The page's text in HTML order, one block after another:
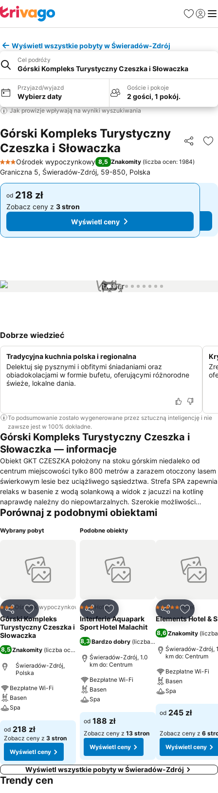
Ulubione
Wyświetl wszystkie pobyty w Świeradów-Zdrój
Cel podróży
Górski Kompleks Turystyczny Czeszka i Słowaczka
Przyjazd/wyjazd
Wybierz daty
Goście i pokoje
2 gości, 1 pokój.
Jak prowizje wpływają na wyniki wyszukiwania
Górski Kompleks Turystyczny
Czeszka i Słowaczka
3 Kategoria
Ośrodek wypoczynkowy 8,5 Znakomity (liczba ocen: 1984)
Graniczna 5, Świeradów-Zdrój, 59-850, Polska
od 218 zł
Zobacz ceny z 3 stron
Wyświetl ceny
od 218 zł
Zobacz ceny z 3 stron
Wyświetl ceny
1 / 10
Dobrze wiedzieć
Tradycyjna kuchnia polska i regionalna
Delektuj się pysznymi i obfitymi śniadaniami oraz
obiadokolacjami w formie bufetu, oferującymi różnorodne
świeże, lokalne dania.
To podsumowanie zostało wygenerowane przez sztuczną inteligencję i nie
zawsze jest w 100% dokładne.
Górski Kompleks Turystyczny Czeszka i
Słowaczka — informacje
Obiekt GKT CZESZKA położony na stoku górskim niedaleko od
centrum miejscowości tylko 800 metrów a zarazem otoczony lasem
świerkowym lesie bez uciążliwego sąsiedztwa. Strefa SPA zapewnia
relaks w basenie z wodą solankową a widok z jacuzzi na kotlinę
naprawdę należny do niepowtarzalnych. Szerokie możliwości
wypoczynku od aktywnej turystyki, przez pobyty lecznicze, do
przytulne. Zdrowa domowa kuchnia, miła, domowa atmosfera i
wakacyjne, pobyty z zabiegami relaksacyjnymi, pobyty lecznicze,
imprezy integracyjne, szkolenia,oferty specjalne w wybranych
Porównaj z podobnymi obiektami
Wybrany pobyt
UdostępnijDodaj do ulubionych
3 KategoriaOśrodek wypoczynkowy
Górski Kompleks
Turystyczny Czeszka i
Słowaczka
8,5 Znakomity (liczba ocen: 1984
Świeradów-Zdrój,
Polska
Bezpłatne Wi-Fi
Basen
Spa
Wyświetl ceny
od 218 zł
Zobacz ceny z 3 stron
Wyświetl ceny
Podobne obiekty
UdostępnijDodaj do ulubionych
3 Kategoria
Hotel
Interferie Aquapark
Sport Hotel Malachit
8,3Bardzo dobry (liczba ocen: 4400
Świeradów-Zdrój, 1.0
km do: Centrum
Bezpłatne Wi-Fi
Basen
Spa
Wyświetl ceny
od 188 zł
Zobacz ceny z 13 stron
Wyświetl ceny
UdostępnijDodaj
5 KategoriaHotel
Elements Hotel &
8,6 Znakomity (
Świeradów-Zdrój,
km do: Centrum
Bezpłatne Wi-Fi
Basen
Spa
Wyświetl ceny
od 245 zł
Zobacz ceny z 6
Wyświetl ceny
Wyświetl wszystkie pobyty w Świeradów-Zdrój
Trendy cen